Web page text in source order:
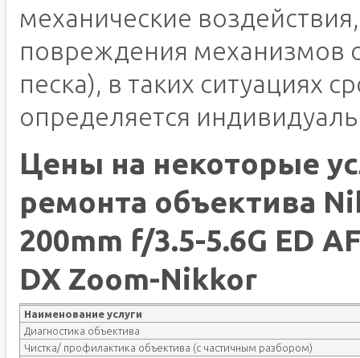
механические воздействия,
повреждения механизмов
песка), в таких ситуациях
определяется
Цены на некоторые
ремонта объектива
200mm f/3.5-5.6G ED
DX Zoom-Nikkor
Наименование услуги
Диагностика объектива
Чистка/ профилактика объектива (с частичным разбором)